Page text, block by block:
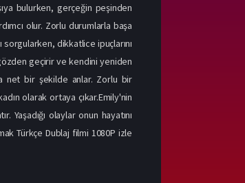
bulurken, gerçeğin peşinden
olur. Zorlu durumlarla başa
sorgularken, dikkatlice ipuçlarını
geçirir ve kendini yeniden
net bir şekilde anlar. Zorlu bir
olarak ortaya çıkar.Emily'nin
olaylar onun hayatını
Türkçe Dublaj filmi 1080P izle